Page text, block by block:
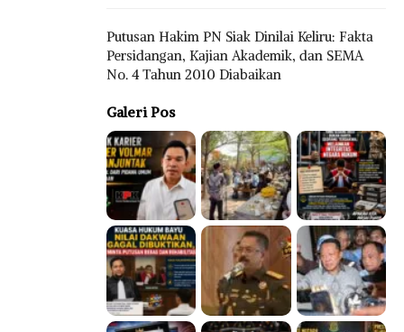
Putusan Hakim PN Siak Dinilai Keliru: Fakta
Persidangan, Kajian Akademik, dan SEMA
No. 4 Tahun 2010 Diabaikan
Galeri Pos